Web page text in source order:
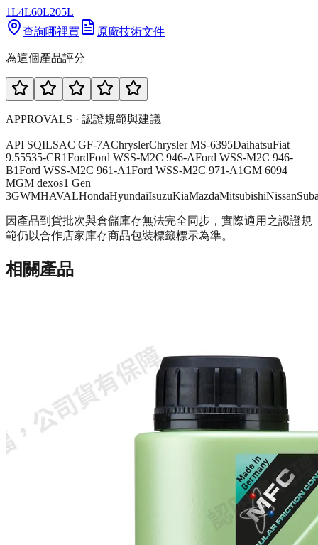
1L4L60L205L
查詢哪裡買
原廠技術文件
為這個產品評分
APPROVALS · 認證規範與建議
API SQILSAC GF-7AChryslerChrysler MS-6395DaihatsuFiat
9.55535-CR1FordFord WSS-M2C 946-AFord WSS-M2C 946-
B1Ford WSS-M2C 961-A1Ford WSS-M2C 971-A1GM 6094
MGM dexos1 Gen
3GWMHAVALHondaHyundaiIsuzuKiaMazdaMitsubishiNissan
因產品到貨批次與倉儲庫存無法完全同步，實際適用之認證規
範仍以合作店家庫存商品包裝標籤標示為準。
相關產品